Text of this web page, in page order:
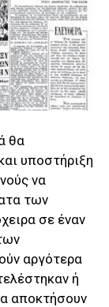
θα
υποστήριξη
να
των
σε έναν
αργότερα
ή
αποκτήσουν